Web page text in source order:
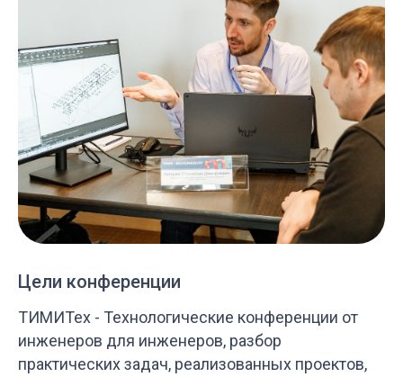
Цели конференции
ТИМИТех - Технологические конференции от
инженеров для инженеров, разбор
практических задач, реализованных проектов,